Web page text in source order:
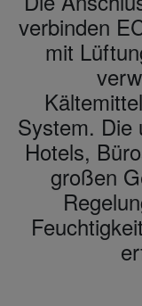
verbinden
mit
System. Die
Hotels,
großen